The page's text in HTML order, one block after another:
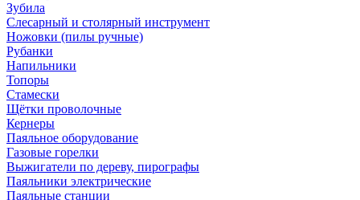
Зубила
Слесарный и столярный инструмент
Ножовки (пилы ручные)
Рубанки
Напильники
Топоры
Стамески
Щётки проволочные
Кернеры
Паяльное оборудование
Газовые горелки
Выжигатели по дереву, пирографы
Паяльники электрические
Паяльные станции